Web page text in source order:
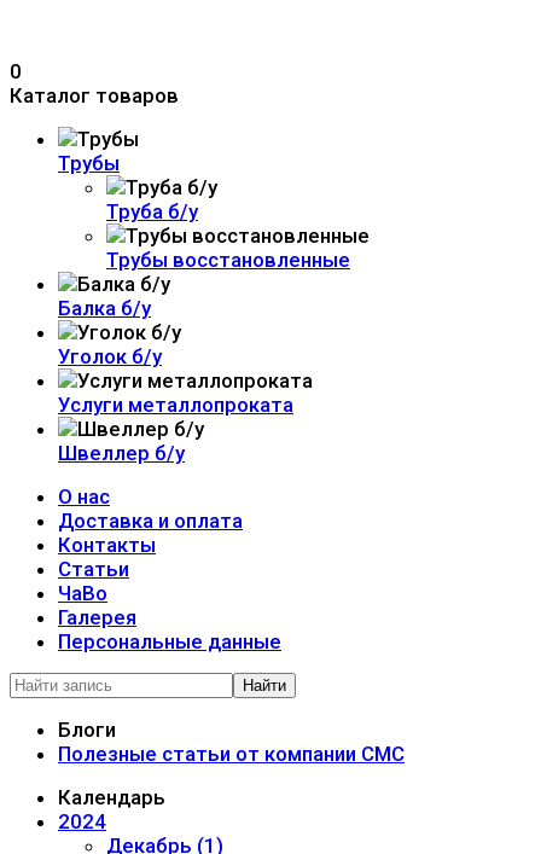
0
Каталог товаров
Трубы
Труба б/у
Трубы восстановленные
Балка б/у
Уголок б/у
Услуги металлопроката
Швеллер б/у
О нас
Доставка и оплата
Контакты
Статьи
ЧаВо
Галерея
Персональные данные
Найти
Блоги
Полезные статьи от компании СМС
Календарь
2024
Декабрь (1)